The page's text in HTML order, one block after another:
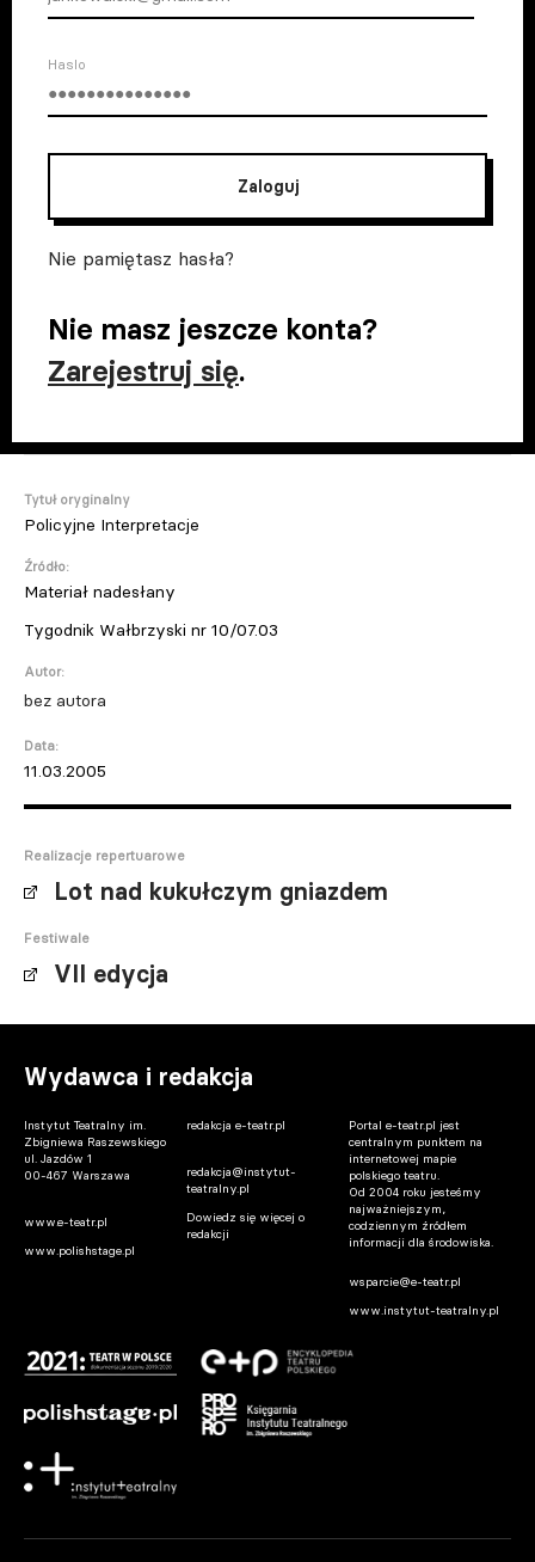
Haslo
Zaloguj
Nie pamiętasz hasła?
Nie masz jeszcze konta?
Zarejestruj się.
Tytuł oryginalny
Policyjne Interpretacje
Źródło:
Materiał nadesłany
Tygodnik Wałbrzyski nr 10/07.03
Autor:
bez autora
Data:
11.03.2005
Realizacje repertuarowe
Lot nad kukułczym gniazdem
Festiwale
VII edycja
Wydawca i redakcja
Instytut Teatralny im.
Zbigniewa Raszewskiego
ul. Jazdów 1
00-467 Warszawa
www.e-teatr.pl
www.polishstage.pl
redakcja e-teatr.pl
redakcja@instytut-
teatralny.pl
Dowiedz się więcej o
redakcji
Portal e-teatr.pl jest
centralnym punktem na
internetowej mapie
polskiego teatru.
Od 2004 roku jesteśmy
najważniejszym,
codziennym źródłem
informacji dla środowiska.
wsparcie@e-teatr.pl
www.instytut-teatralny.pl